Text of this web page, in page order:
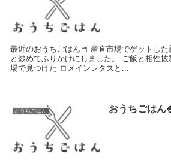
最近のおうちごはん🍴 産直市場でゲットした
と炒めてふりかけにしました。 ご飯と相性
場で見つけた ロメインレタスと...
おうちごはん おうちごはん